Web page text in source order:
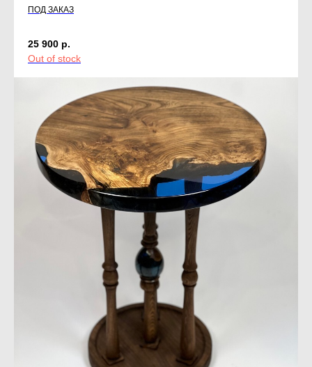
ПОД ЗАКАЗ
25 900 р.
Out of stock